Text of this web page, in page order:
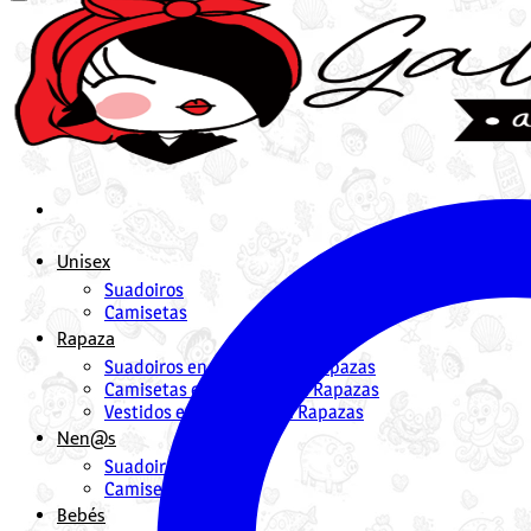
Unisex
Suadoiros
Camisetas
Rapaza
Suadoiros en Galego para Rapazas
Camisetas en Galego para Rapazas
Vestidos en Galego para Rapazas
Nen@s
Suadoiros nenos
Camisetas
Bebés